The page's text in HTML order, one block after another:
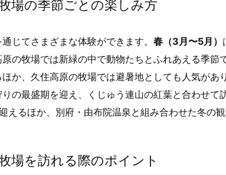
場の季節ごとの楽しみ方
じてさまざまな体験ができます。 春（3月〜5月）
の牧場では新緑の中で動物たちとふれあえる季節で
か、久住高原の牧場では避暑地としても人気があり
の最盛期を迎え、くじゅう連山の紅葉と合わせて
えるほか、別府・由布院温泉と組み合わせた冬の観
場を訪れる際のポイント